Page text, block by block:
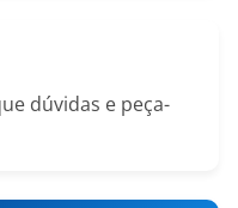
dúvidas e peça-